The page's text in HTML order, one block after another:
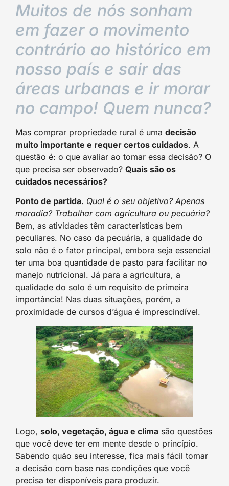
Muitos de nós sonham
em fazer o movimento
contrário ao histórico em
nosso país e sair das
áreas urbanas e ir morar
no campo! Quem nunca?
Mas comprar propriedade rural é uma decisão
muito importante e requer certos cuidados. A
questão é: o que avaliar ao tomar essa decisão? O
que precisa ser observado? Quais são os
cuidados necessários?
Ponto de partida. Qual é o seu objetivo? Apenas
moradia? Trabalhar com agricultura ou pecuária?
Bem, as atividades têm características bem
peculiares. No caso da pecuária, a qualidade do
solo não é o fator principal, embora seja essencial
ter uma boa quantidade de pasto para facilitar no
manejo nutricional. Já para a agricultura, a
qualidade do solo é um requisito de primeira
importância! Nas duas situações, porém, a
proximidade de cursos d’água é imprescindível.
Logo, solo, vegetação, água e clima são questões
que você deve ter em mente desde o princípio.
Sabendo quão seu interesse, fica mais fácil tomar
a decisão com base nas condições que você
precisa ter disponíveis para produzir.